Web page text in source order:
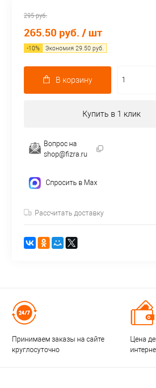
295 руб.
265.50 руб. / шт
-10% Экономия 29.50 руб.
В корзину
Купить в 1 клик
Вопрос на
shop@fizra.ru
Спросить в Max
Рассчитать доставку
Принимаем заказы на сайте
круглосуточно
Цена